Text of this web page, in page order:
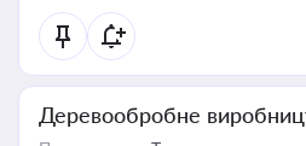
Деревообробне